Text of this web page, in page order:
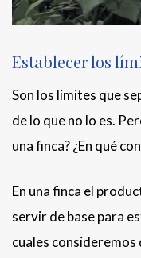
Establecer los
Son los límites que
de lo que no lo es.
una finca? ¿En qué
En una finca el
servir de base para
cuales consideremos